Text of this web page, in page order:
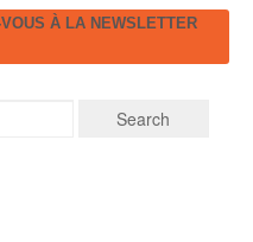
À LA NEWSLETTER